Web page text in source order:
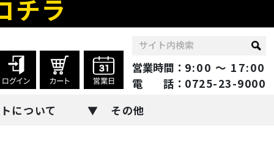
チラ
営業時間： 9:00 ～ 17:00
電 話： 0725-23-9000
について
その他